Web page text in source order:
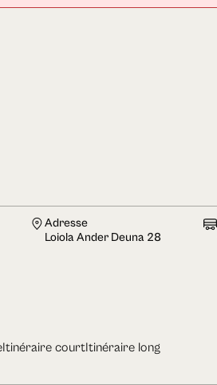
Adresse
Loiola Ander Deuna 28
Itinéraire courtItinéraire long